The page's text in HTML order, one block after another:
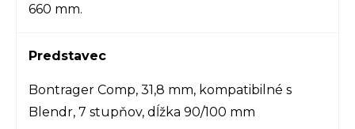
660 mm.
Predstavec
Bontrager Comp, 31,8 mm, kompatibilné s
Blendr, 7 stupňov, dĺžka 90/100 mm